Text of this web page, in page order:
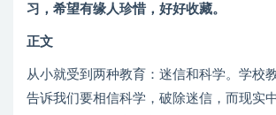
习，希望有缘人珍惜，好好收藏。
正文
从小就受到两种教育：迷信和科学。学校
告诉我们要相信科学，破除迷信，而现实